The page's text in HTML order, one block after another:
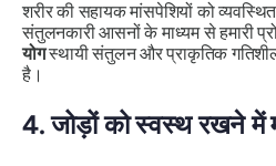
शरीर की सहायक मांसपेशियों को
संतुलनकारी आसनों के माध्यम से हमारी
योगस्थायी संतुलन और प्राकृतिक
है।
4.जोड़ों को स्वस्थ रखने में